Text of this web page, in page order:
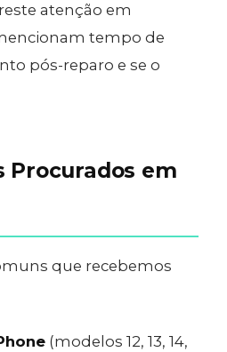
atenção em
tempo de
pós-reparo e se o
Procurados em
que recebemos
(modelos 12, 13, 14,